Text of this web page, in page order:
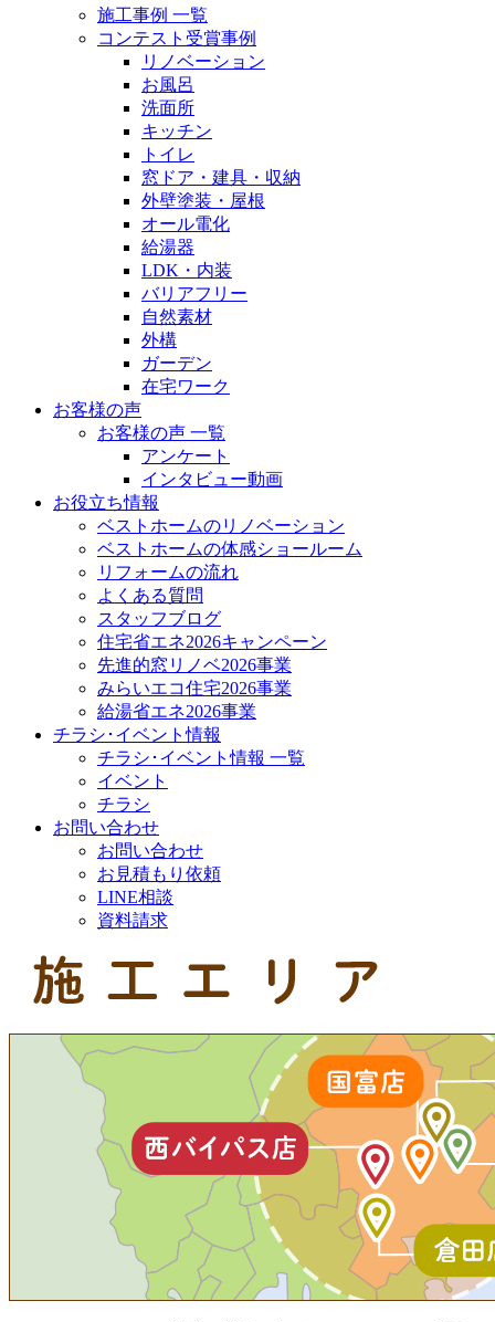
施工事例 一覧
コンテスト受賞事例
リノベーション
お風呂
洗面所
キッチン
トイレ
窓ドア・建具・収納
外壁塗装・屋根
オール電化
給湯器
LDK・内装
バリアフリー
自然素材
外構
ガーデン
在宅ワーク
お客様の声
お客様の声 一覧
アンケート
インタビュー動画
お役立ち情報
ベストホームのリノベーション
ベストホームの体感ショールーム
リフォームの流れ
よくある質問
スタッフブログ
住宅省エネ2026キャンペーン
先進的窓リノベ2026事業
みらいエコ住宅2026事業
給湯省エネ2026事業
チラシ･イベント情報
チラシ･イベント情報 一覧
イベント
チラシ
お問い合わせ
お問い合わせ
お見積もり依頼
LINE相談
資料請求